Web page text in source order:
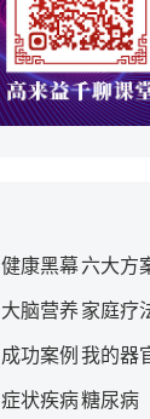
健康黑幕 六大方
大脑营养 家庭疗
成功案例 我的器
症状疾病糖尿病